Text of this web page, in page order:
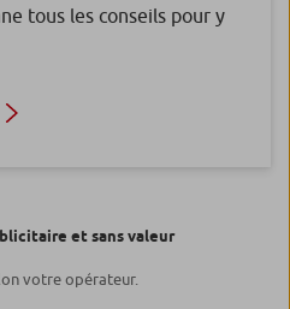
tous les conseils pour y
et sans valeur
votre opérateur.